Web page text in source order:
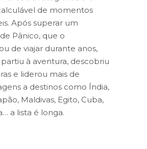
de momentos
Após superar um
Pânico, que o
de viajar durante anos,
à aventura, descobriu
e liderou mais de
a destinos como Índia,
Maldivas, Egito, Cuba,
a lista é longa.